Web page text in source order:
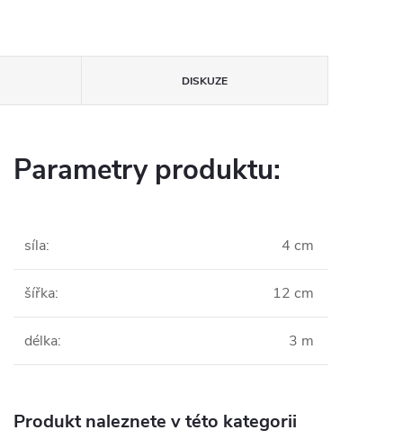
DISKUZE
Parametry produktu:
síla: 4 cm
šířka: 12 cm
délka: 3 m
Produkt naleznete v této kategorii